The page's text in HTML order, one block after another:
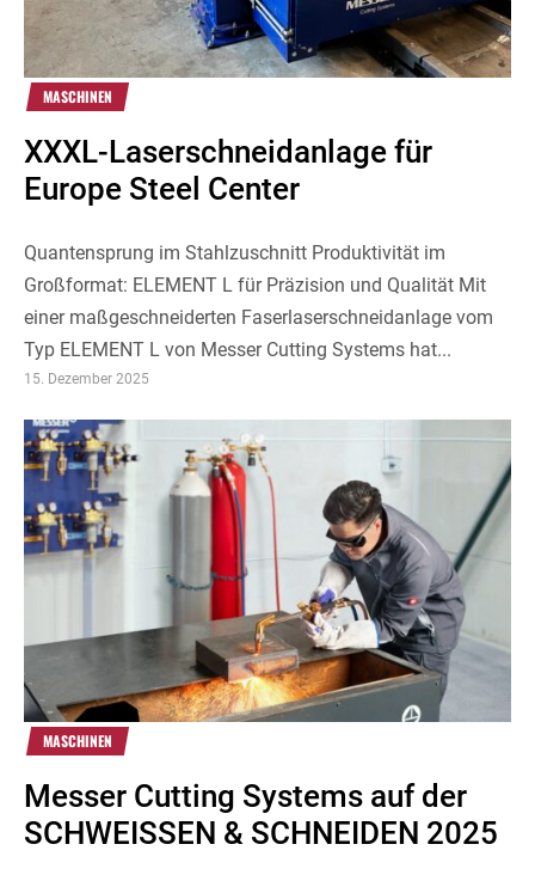
MASCHINEN
XXXL-Laserschneidanlage für
Europe Steel Center
Quantensprung im Stahlzuschnitt Produktivität im
Großformat: ELEMENT L für Präzision und Qualität Mit
einer maßgeschneiderten Faserlaserschneidanlage vom
Typ ELEMENT L von Messer Cutting Systems hat...
15. Dezember 2025
MASCHINEN
Messer Cutting Systems auf der
SCHWEISSEN & SCHNEIDEN 2025